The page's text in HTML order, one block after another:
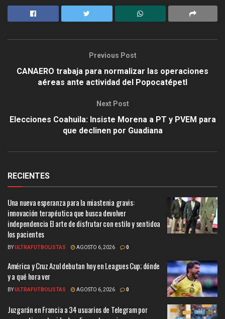
Previous Post
CANAERO trabaja para normalizar las operaciones
aéreas ante actividad del Popocatépetl
Next Post
Elecciones Coahuila: Insiste Morena a PT y PVEM para
que declinen por Guadiana
RECIENTES
Una nueva esperanza para la miastenia gravis:
innovación terapéutica que busca devolver
independencia El arte de disfrutar con estilo y sentidoa
los pacientes
BYULTRAFUTBOLISTAS AGOSTO 6, 2026 0
América y Cruz Azul debutan hoy en Leagues Cup; dónde
y a qué hora ver
BYULTRAFUTBOLISTAS AGOSTO 6, 2026 0
Juzgarán en Francia a 34 usuarios de Telegram por